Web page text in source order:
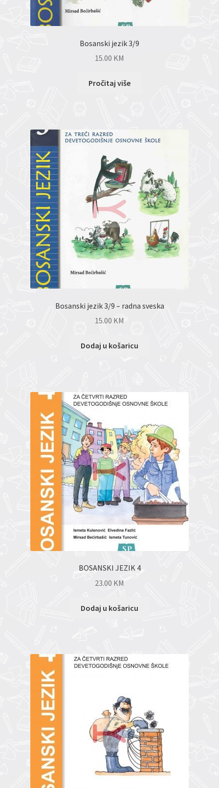
Bosanski jezik 3/9
15.00 KM
Pročitaj više
Bosanski jezik 3/9 – radna sveska
15.00 KM
Dodaj u košaricu
BOSANSKI JEZIK 4
23.00 KM
Dodaj u košaricu